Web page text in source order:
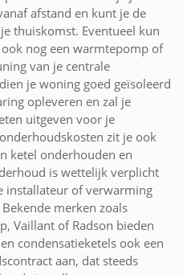
afstand en kunt je de
thuiskomst. Eventueel kun
ook nog een warmtepomp of
van je centrale
je woning goed geïsoleerd
opleveren en zal je
uitgeven voor je
zit je ook
ketel onderhouden en
is wettelijk verplicht
installateur of verwarming
merken zoals
Vaillant of Radson bieden
condensatieketels ook een
aan, dat steeds